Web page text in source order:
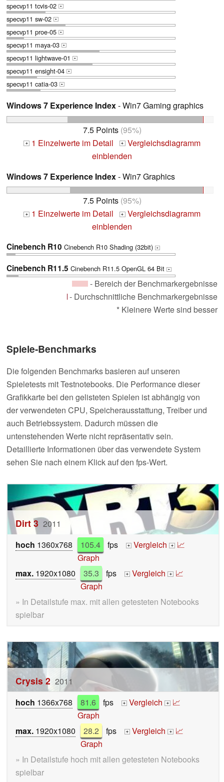
specvp11 tcvis-02 +
specvp11 sw-02 +
specvp11 proe-05 +
specvp11 maya-03 +
specvp11 lightwave-01 +
specvp11 ensight-04 +
specvp11 catia-03 +
Windows 7 Experience Index- Win7 Gaming graphics
7.5 Points(95%)
+ 1 Einzelwerte im Detail + Vergleichsdiagramm
einblenden
Windows 7 Experience Index- Win7 Graphics
7.5 Points(95%)
+ 1 Einzelwerte im Detail + Vergleichsdiagramm
einblenden
Cinebench R10 Cinebench R10 Shading (32bit) +
Cinebench R11.5 Cinebench R11.5 OpenGL 64 Bit +
- Bereich der Benchmarkergebnisse
- Durchschnittliche Benchmarkergebnisse
* Kleinere Werte sind besser
Spiele-Benchmarks
Die folgenden Benchmarks basieren auf unseren
Spieletests mit Testnotebooks. Die Performance dieser
Grafikkarte bei den gelisteten Spielen ist abhängig von
der verwendeten CPU, Speicherausstattung, Treiber und
auch Betriebssystem. Dadurch müssen die
untenstehenden Werte nicht repräsentativ sein.
Detaillierte Informationen über das verwendete System
sehen Sie nach einem Klick auf den fps-Wert.
Dirt 3 2011
hoch 1360x768 105.4 fps + Vergleich + 📈
Graph
max. 1920x1080 35.3 fps + Vergleich + 📈
Graph
» In Detailstufe max. mit allen getesteten Notebooks
spielbar
Crysis 2 2011
hoch 1366x768 81.6 fps + Vergleich + 📈
Graph
max. 1920x1080 28.2 fps + Vergleich + 📈
Graph
» In Detailstufe hoch mit allen getesteten Notebooks
spielbar